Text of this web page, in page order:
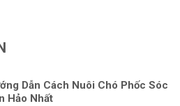
Dẫn Cách Nuôi Chó Phốc Sóc
Hảo Nhất